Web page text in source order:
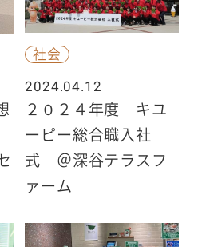
社会
2024.04.12
２０２４年度 キユ
ーピー総合職入社
式 ＠深谷テラスフ
ァーム